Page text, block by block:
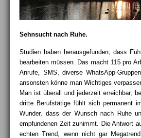
Sehnsucht nach Ruhe.
Studien haben herausgefunden, dass
bearbeiten müssen. Das macht 115 pro
Anrufe, SMS, diverse WhatsApp-
ansonsten könne man Wichtiges
Man ist überall und jederzeit erreichbar,
dritte Berufstätige fühlt sich permanent
Wunder, dass der Wunsch nach Ruhe
empfundenen Zeit zunimmt. Die Antwort
echten Trend, wenn nicht gar